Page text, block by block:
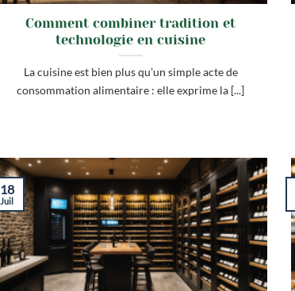
Comment combiner tradition et
technologie en cuisine
La cuisine est bien plus qu’un simple acte de
consommation alimentaire : elle exprime la [...]
18
Juil